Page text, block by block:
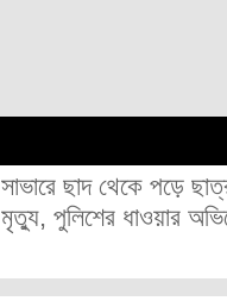
সাভারে ছাদ থেকে পড়ে
মৃত্যু, পুলিশের ধাওয়ার